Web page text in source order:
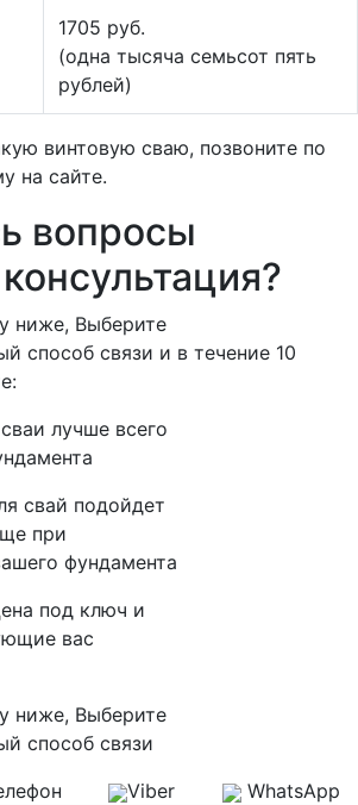
1705 руб.
(одна тысяча семьсот пять
рублей)
винтовую сваю, позвоните по
на сайте.
вопросы
ниже, Выберите
способ связи и в течение 10
лучше всего
свай подойдет
при
фундамента
под ключ и
вас
ниже, Выберите
способ связи
Viber WhatsApp